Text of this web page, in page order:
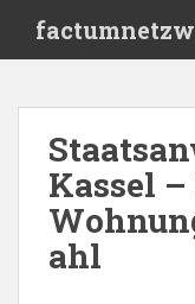
i
Kassel
ahl